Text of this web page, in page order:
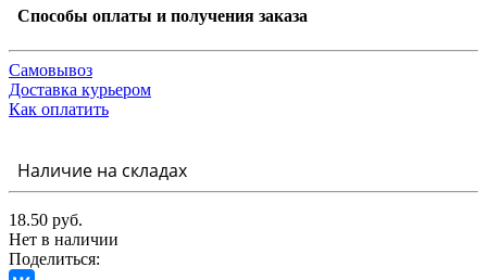
Способы оплаты и получения заказа
Самовывоз
Доставка курьером
Как оплатить
Наличие на складах
18.50 руб.
Нет в наличии
Поделиться: